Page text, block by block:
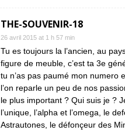
THE-SOUVENIR-18
26 avril 2015 at 1 h 57 min
Tu es toujours la l’ancien, au
figure de meuble, c’est ta 3e
tu n’as pas paumé mon numero
l’on reparle un peu de nos
le plus important ? Qui suis je ?
l’unique, l’alpha et l’omega, le
Astrautones, le défonçeur des